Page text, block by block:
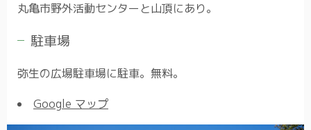
丸亀市野外活動センターと山頂にあり。
駐車場
弥生の広場駐車場に駐車。無料。
Google マップ